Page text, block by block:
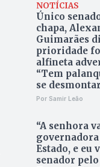
NOTÍCIAS
Único
chapa,
Guimarães
prioridade
alfineta
“Tem
se
Por Samir Leão
“A senhora
governadora
Estado, e eu
senador pelo